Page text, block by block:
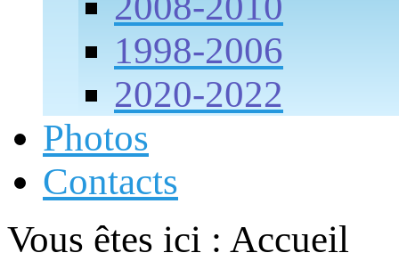
1998-2006
2020-2022
Photos
Contacts
Vous êtes ici : Accueil